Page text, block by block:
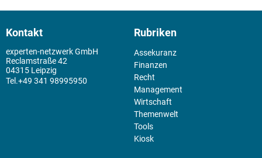
Kontakt
experten-netzwerk GmbH
Reclamstraße 42
04315 Leipzig
+49 341 98995950
Rubriken
Assekuranz
Finanzen
Recht
Management
Wirtschaft
Themenwelt
Tools
Kiosk